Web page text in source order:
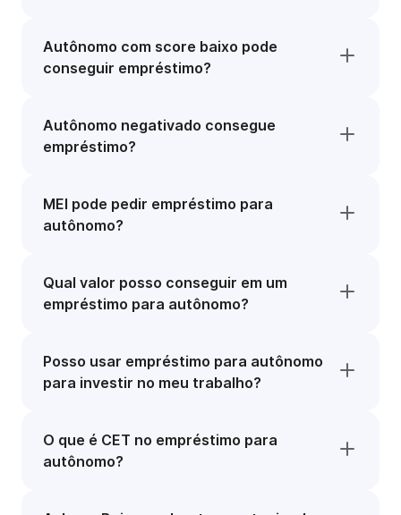
Autônomo com score baixo pode
conseguir empréstimo?
Autônomo negativado consegue
empréstimo?
MEI pode pedir empréstimo para
autônomo?
Qual valor posso conseguir em um
empréstimo para autônomo?
Posso usar empréstimo para autônomo
para investir no meu trabalho?
O que é CET no empréstimo para
autônomo?